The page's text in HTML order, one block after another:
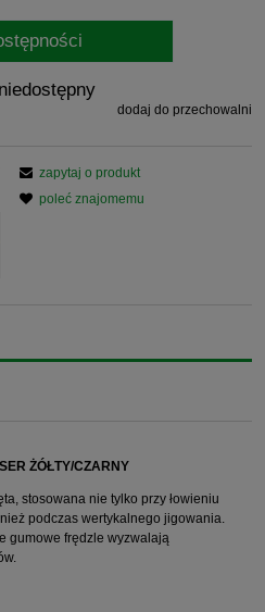
dodaj do przechowalni
zapytaj o produkt
poleć znajomemu
ŻÓŁTY/CZARNY
stosowana nie tylko przy łowieniu
podczas wertykalnego jigowania.
gumowe frędzle wyzwalają